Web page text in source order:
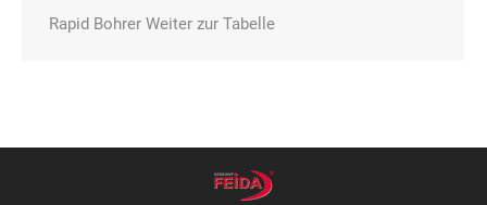
Rapid Bohrer Weiter zur Tabelle